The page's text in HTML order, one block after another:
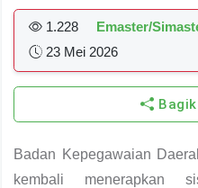
1.228
Emaster/
23 Mei 2026
Badan Kepegawaian
kembali menerapkan